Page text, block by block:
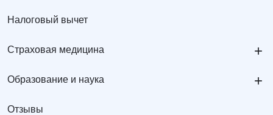
Налоговый вычет
Страховая медицина +
Образование и наука +
Отзывы